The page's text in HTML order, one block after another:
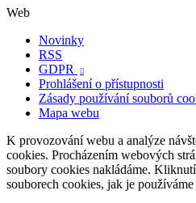
Web
Novinky
RSS
GDPR

Prohlášení o přístupnosti
Zásady používání souborů
Mapa webu
K provozování webu a analýze
cookies. Procházením webových
soubory cookies nakládáme.
souborech cookies, jak je